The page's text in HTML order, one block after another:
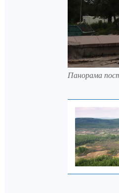
Панорама